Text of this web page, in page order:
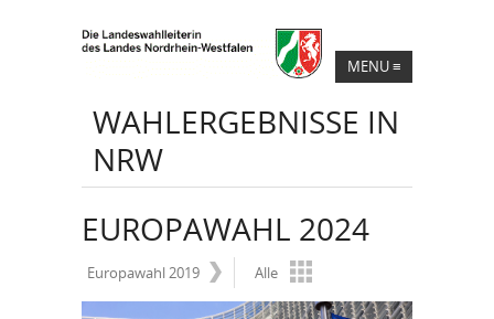
WAHLERGEBNISSE IN
NRW
MENU≡
EUROPAWAHL 2024
Europawahl 2019 Alle